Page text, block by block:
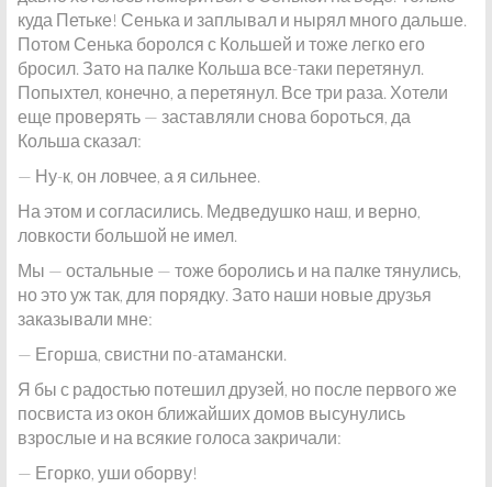
куда Петьке! Сенька и заплывал и нырял много дальше.
Потом Сенька боролся с Кольшей и тоже легко его
бросил. Зато на палке Кольша все-таки перетянул.
Попыхтел, конечно, а перетянул. Все три раза. Хотели
еще проверять — заставляли снова бороться, да
Кольша сказал:
— Ну-к, он ловчее, а я сильнее.
На этом и согласились. Медведушко наш, и верно,
ловкости большой не имел.
Мы — остальные — тоже боролись и на палке тянулись,
но это уж так, для порядку. Зато наши новые друзья
заказывали мне:
— Егорша, свистни по-атамански.
Я бы с радостью потешил друзей, но после первого же
посвиста из окон ближайших домов высунулись
взрослые и на всякие голоса закричали:
— Егорко, уши оборву!